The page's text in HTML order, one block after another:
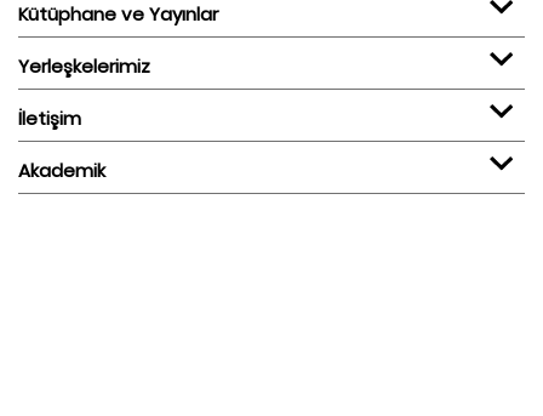
Kütüphane ve Yayınlar
Yerleşkelerimiz
İletişim
Akademik